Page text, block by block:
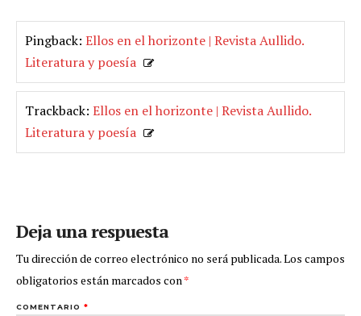
Pingback: Ellos en el horizonte | Revista Aullido.
Literatura y poesía
Trackback: Ellos en el horizonte | Revista Aullido.
Literatura y poesía
Deja una respuesta
Tu dirección de correo electrónico no será publicada.Los campos
obligatorios están marcados con*
COMENTARIO *